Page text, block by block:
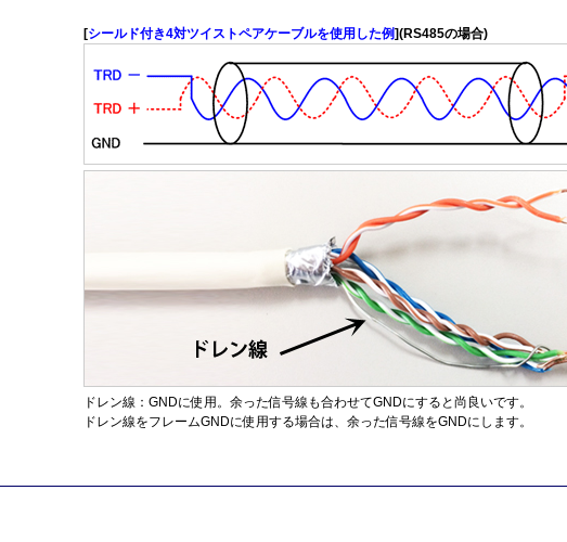
[シールド付き4対ツイストペアケーブルを使用した例](RS485の場合)
ドレン線：GNDに使用。余った信号線も合わせてGNDにすると尚良いです。
ドレン線をフレームGNDに使用する場合は、余った信号線をGNDにします。